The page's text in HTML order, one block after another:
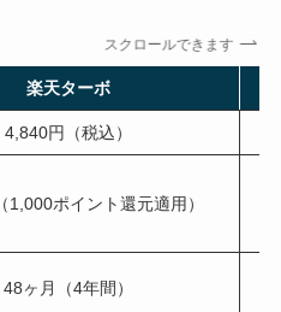
スクロールできます
楽天ターボ
4,840円（税込）
（1,000ポイント還元適用）
48ヶ月（4年間）